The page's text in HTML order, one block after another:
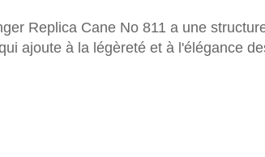
Replica Cane No 811 a une
ajoute à la légèreté et à l'élégance